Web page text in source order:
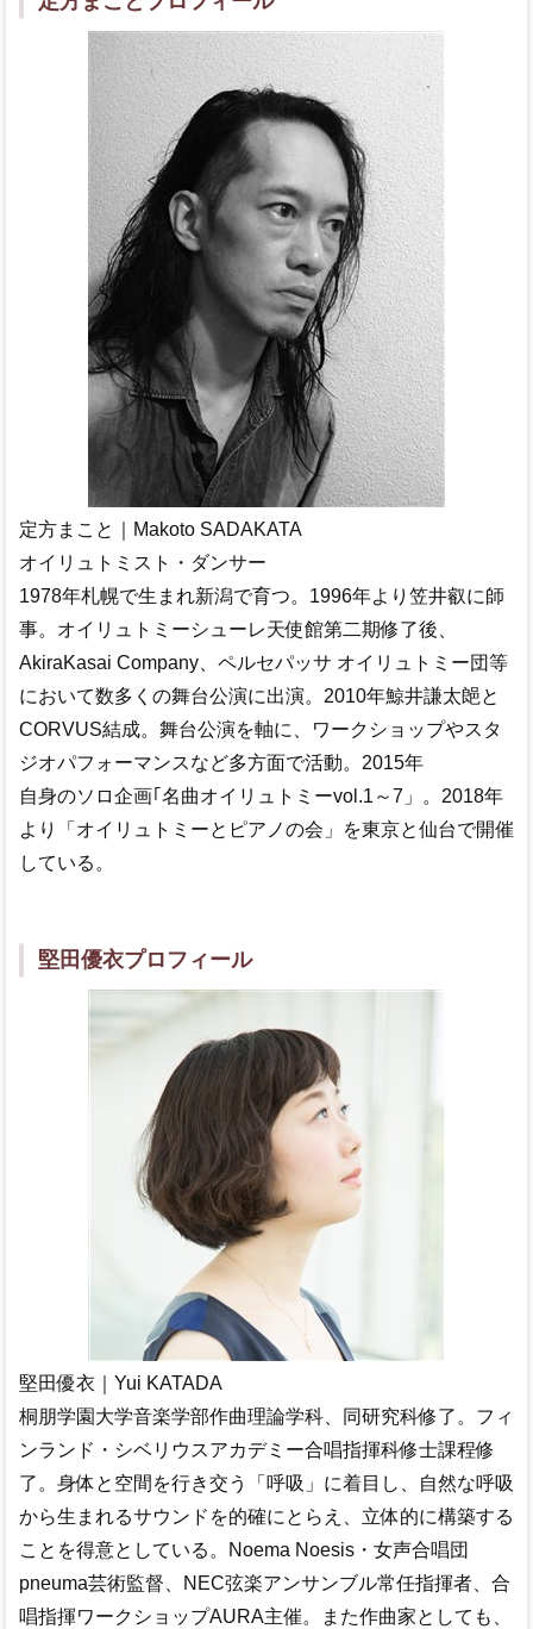
定方まこと｜Makoto SADAKATA
オイリュトミスト・ダンサー
1978年札幌で生まれ新潟で育つ。1996年より笠井叡に師
事。オイリュトミーシューレ天使館第二期修了後、
AkiraKasai Company、ペルセパッサ オイリュトミー団等
において数多くの舞台公演に出演。2010年鯨井謙太郒と
CORVUS結成。舞台公演を軸に、ワークショップやスタ
ジオパフォーマンスなど多方面で活動。2015年
自身のソロ企画｢名曲オイリュトミーvol.1～7」。2018年
より「オイリュトミーとピアノの会」を東京と仙台で開催
している。
堅田優衣プロフィール
堅田優衣｜Yui KATADA
桐朋学園大学音楽学部作曲理論学科、同研究科修了。フィ
ンランド・シベリウスアカデミー合唱指揮科修士課程修
了。身体と空間を行き交う「呼吸」に着目し、自然な呼吸
から生まれるサウンドを的確にとらえ、立体的に構築する
ことを得意としている。Noema Noesis・女声合唱団
pneuma芸術監督、NEC弦楽アンサンブル常任指揮者、合
唱指揮ワークショップAURA主催。また作曲家としても、